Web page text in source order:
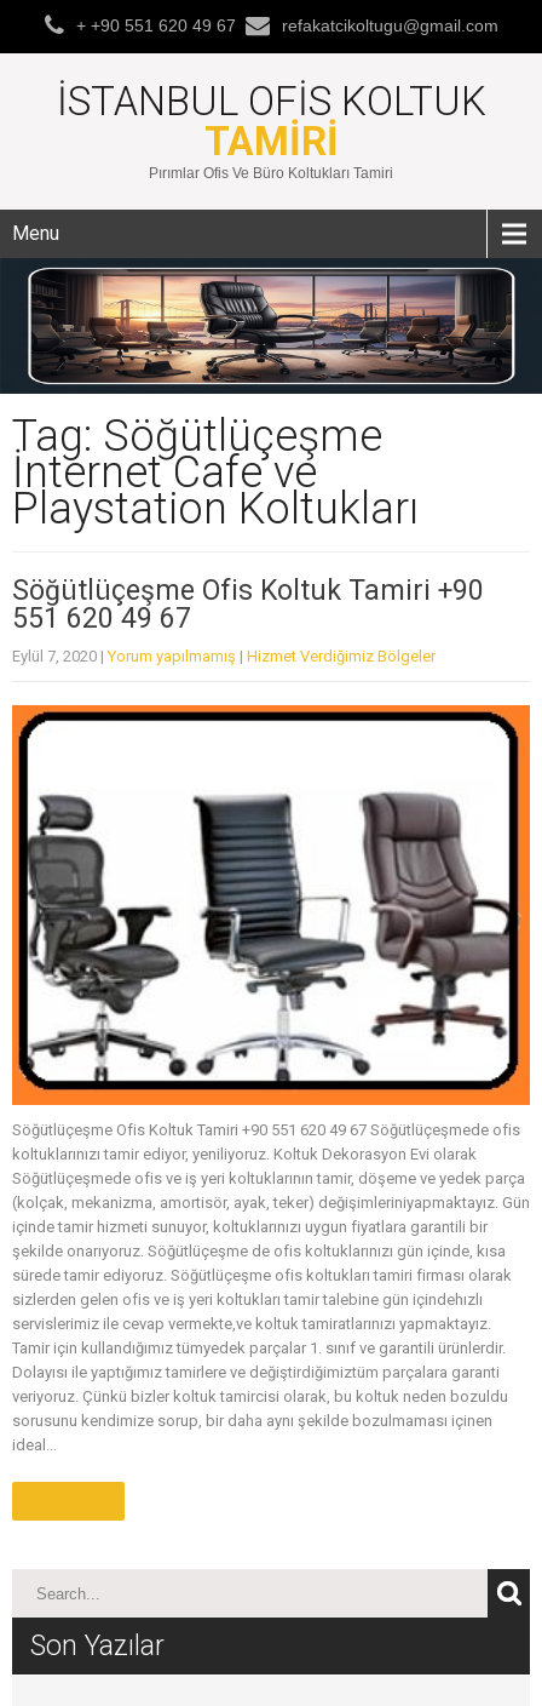
+ +90 551 620 49 67 refakatcikoltugu@gmail.com
İSTANBUL OFIS KOLTUK
TAMIRI
Pırımlar Ofis Ve Büro Koltukları Tamiri
Menu
Tag: Söğütlüçeşme
İnternet Cafe ve
Playstation Koltukları
Söğütlüçeşme Ofis Koltuk Tamiri +90
551 620 49 67
Eylül 7, 2020 |Yorum yapılmamış | Hizmet Verdiğimiz Bölgeler
Söğütlüçeşme Ofis Koltuk Tamiri +90 551 620 49 67 Söğütlüçeşmede ofis
koltuklarınızı tamir ediyor, yeniliyoruz. Koltuk Dekorasyon Evi olarak
Söğütlüçeşmede ofis ve iş yeri koltuklarının tamir, döşeme ve yedek parça
(kolçak, mekanizma, amortisör, ayak, teker) değişimleriniyapmaktayız. Gün
içinde tamir hizmeti sunuyor, koltuklarınızı uygun fiyatlara garantili bir
şekilde onarıyoruz. Söğütlüçeşme de ofis koltuklarınızı gün içinde, kısa
sürede tamir ediyoruz. Söğütlüçeşme ofis koltukları tamiri firması olarak
sizlerden gelen ofis ve iş yeri koltukları tamir talebine gün içindehızlı
servislerimiz ile cevap vermekte,ve koltuk tamiratlarınızı yapmaktayız.
Tamir için kullandığımız tümyedek parçalar 1. sınıf ve garantili ürünlerdir.
Dolayısı ile yaptığımız tamirlere ve değiştirdiğimiztüm parçalara garanti
veriyoruz. Çünkü bizler koltuk tamircisi olarak, bu koltuk neden bozuldu
sorusunu kendimize sorup, bir daha aynı şekilde bozulmaması içinen
ideal...
Son Yazılar